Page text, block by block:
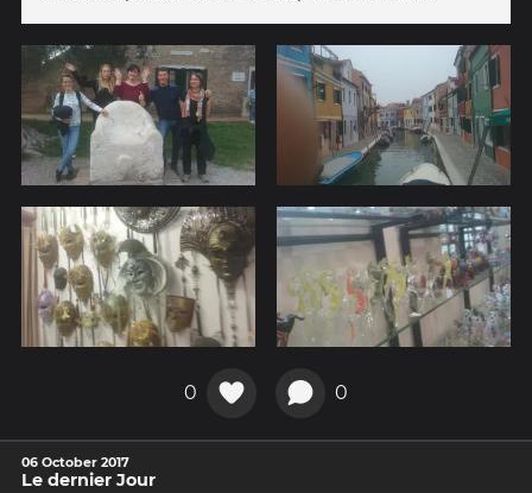
0 0
06 October 2017
Le dernier Jour